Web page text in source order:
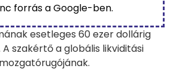
forrás a Google-ben.
esetleges 60 ezer dollárig
szakértő a globális likviditási